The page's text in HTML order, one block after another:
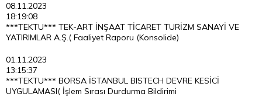
08.11.2023
18:19:08
***TEKTU*** TEK-ART İNŞAAT TİCARET TURİZM SANAYİ VE
YATIRIMLAR A.Ş.( Faaliyet Raporu (Konsolide)
01.11.2023
13:15:37
***TEKTU*** BORSA İSTANBUL BISTECH DEVRE KESİCİ
UYGULAMASI( İşlem Sırası Durdurma Bildirimi